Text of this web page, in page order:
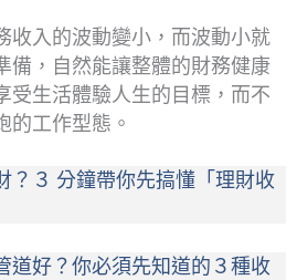
收入的波動變小，而波動小就
備，自然能讓整體的財務健康
受生活體驗人生的目標，而不
的工作型態。
？３ 分鐘帶你先搞懂「理財收
道好？你必須先知道的３種收